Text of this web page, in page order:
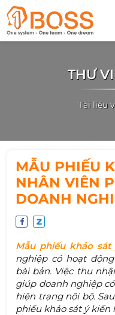
THƯ
Tài liệu
MẪU PHIẾU
NHÂN VIÊN
DOANH
Mẫu phiếu khảo
nghiệp có hoạt
bài bản. Việc thu
giúp doanh nghiệp
hiện trạng nội bộ.
phiếu khảo sát ý